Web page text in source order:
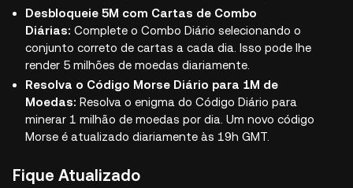
Desbloqueie 5M com Cartas de Combo
Diárias: Complete o Combo Diário selecionando o
conjunto correto de cartas a cada dia. Isso pode lhe
render 5 milhões de moedas diariamente.
Resolva o Código Morse Diário para 1M de
Moedas: Resolva o enigma do Código Diário para
minerar 1 milhão de moedas por dia. Um novo código
Morse é atualizado diariamente às 19h GMT.
Fique Atualizado